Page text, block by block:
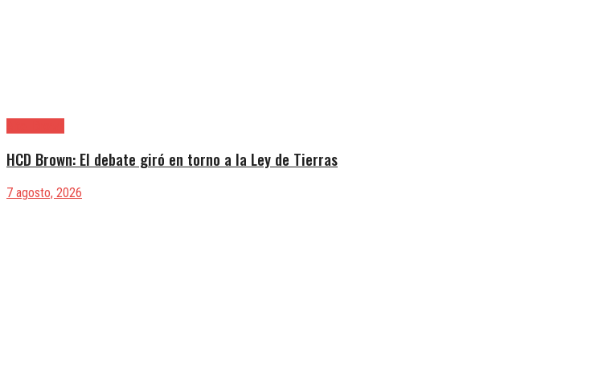
HCD Brown: El debate giró en torno a la Ley de Tierras
7 agosto, 2026